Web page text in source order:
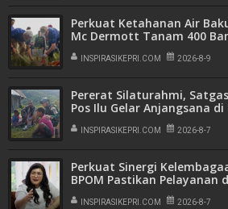
Perkuat Ketahanan Air
Mc Dermott Tanam 400
Bendungan Sei Nongsa
INSPIRASIKEPRI.COM 2026-8-9
Pererat Silaturahmi,
Pos Ilu Gelar Anjangsana
INSPIRASIKEPRI.COM 2026-8-7
Perkuat Sinergi
BPOM Pastikan Pelayanan
Obat Aman
INSPIRASIKEPRI.COM 2026-8-7